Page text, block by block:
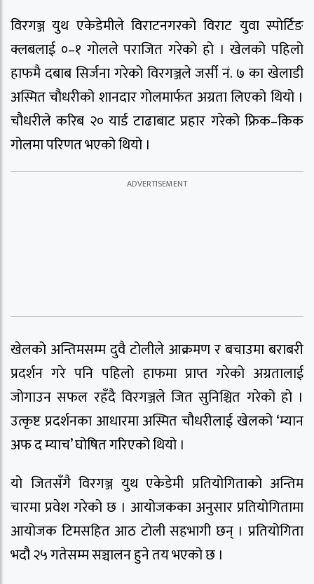
विरगञ्ज युथ एकेडेमीले विराटनगरको विराट युवा स्पोर्टिङ
क्लबलाई ०–१ गोलले पराजित गरेको हो । खेलको पहिलो
हाफमै दबाब सिर्जना गरेको विरगञ्जले जर्सी नं. ७ का खेलाडी
अस्मित चौधरीको शानदार गोलमार्फत अग्रता लिएको थियो ।
चौधरीले करिब २० यार्ड टाढाबाट प्रहार गरेको फ्रिक–किक
गोलमा परिणत भएको थियो ।
खेलको अन्तिमसम्म दुवै टोलीले आक्रमण र बचाउमा बराबरी
प्रदर्शन गरे पनि पहिलो हाफमा प्राप्त गरेको अग्रतालाई
जोगाउन सफल रहँदै विरगञ्जले जित सुनिश्चित गरेको हो ।
उत्कृष्ट प्रदर्शनका आधारमा अस्मित चौधरीलाई खेलको ‘म्यान
अफ द म्याच’ घोषित गरिएको थियो ।
यो जितसँगै विरगञ्ज युथ एकेडेमी प्रतियोगिताको अन्तिम
चारमा प्रवेश गरेको छ । आयोजकका अनुसार प्रतियोगितामा
आयोजक टिमसहित आठ टोली सहभागी छन् । प्रतियोगिता
भदौ २५ गतेसम्म सञ्चालन हुने तय भएको छ ।